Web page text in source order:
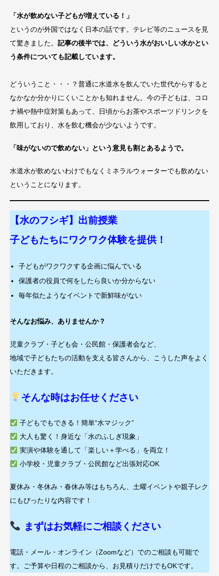
「水が飲めない子どもが増えている！」
というのが外国ではなく日本の話です。テレビ等のニュースを見
て驚きました。 記事の後半では、どういう水がおいしい水かとい
う条件についても記載しています。
どういうこと・・・？普通に水道水を飲んでいた世代からすると
なかなか分かりにくいことかも知れません。今の子どもは、コロ
ナ禍や熱中症対策もあって、日頃からお茶やスポーツドリンクを
飲用しており、水を飲む機会が少ないようです。
「味がないので飲めない」という意見も割とあるようで。
水道水が飲めないわけでもなくミネラルウォーターでも飲めない
ということになります。
【水のフシギ】出前授業
子どもたちにワクワク体験を提供！
子どもがワクワクする企画に悩んでいる
保護者の役員で何をしたら良いか分からない
毎年似たようなイベントで新鮮味がない
そんなお悩み、ありませんか？
児童クラブ・子ども会・公民館・保護者会など、
地域で子どもたちの活動を支える皆さんから、こうした声をよく
いただきます。
そんな時はお任せください
子どもでもできる！簡単“水マジック”
大人も驚く！身近な「水のふしぎ現象」
実演や体験を通して「楽しい＋学べる」を両立！
小学校・児童クラブ・公民館など出張対応OK
夏休み・冬休み・春休み等はもちろん、土曜イベントや親子レク
にもぴったりな内容です！
まずはお気軽にご相談ください
電話・メール・オンライン（Zoomなど）でのご相談も可能で
す。ご予算や日程のご相談から、お見積りだけでもOKです。